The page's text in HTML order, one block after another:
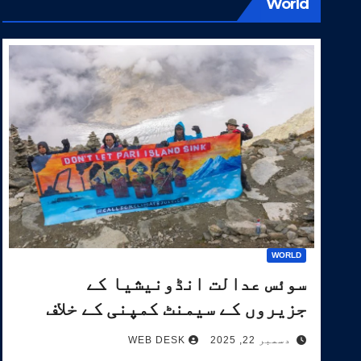
World
WORLD
سوئس عدالت انڈونیشیا کے
جزیروں کے سیمنٹ کمپنی کے خلاف
آب و ہوا کیس کی سماعت کرے گی۔
دسمبر 22, 2025 WEB DESK